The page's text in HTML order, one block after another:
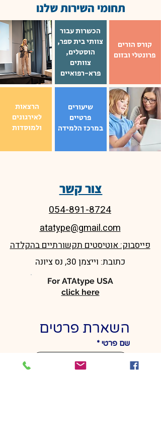
תחומי השירות שלנו
שיעורים
פרטיים
במרכז הלמידה
הרצאות
לאירגונים
ולמוסדות
הכשרות עבור
צוותי בית ספר,
הוסטלים,
צוותים
פרא-רפואיים
קורס הורים
פרונטלי ובזום
צור קשר
054-891-8724
atatype@gmail.com
פייסבוק: אוטיסטים תקשורתיים בהקלדה
כתובת: וייצמן 30, נס ציונה
For ATAtype USA
click here
השארת פרטים
שם פרטי *